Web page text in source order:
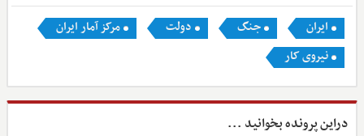
ایران جنگ دولت
مرکز آمار ایران
نیروی کار
دراین پرونده بخوانید ...